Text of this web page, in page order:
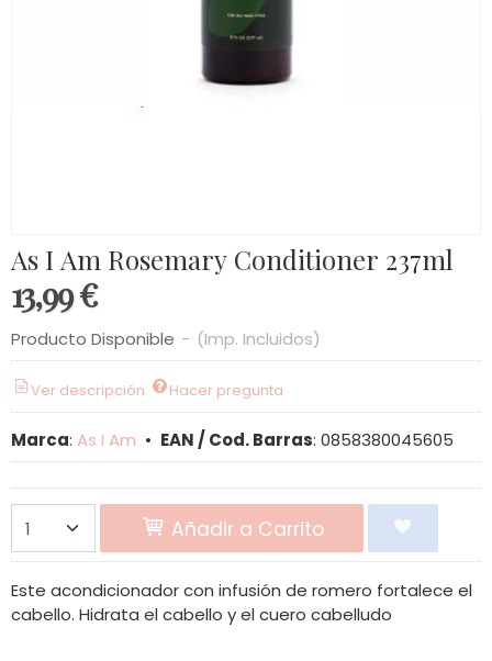
As I Am Rosemary Conditioner 237ml
13,99 €
Producto Disponible - (Imp. Incluidos)
Ver descripción Hacer pregunta
Marca: As I Am • EAN / Cod. Barras: 0858380045605
Añadir a Carrito
Este acondicionador con infusión de romero fortalece el
cabello. Hidrata el cabello y el cuero cabelludo